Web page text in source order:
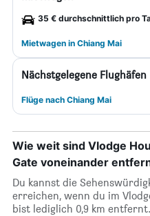
35 € durchschnittlich pro
Mietwagen in Chiang Mai
Nächstgelegene Flughäfen
Flüge nach Chiang Mai
Wie weit sind Vlodge
Gate voneinander
Du kannst die
erreichen, wenn du im
bist lediglich 0,9 km entfernt.